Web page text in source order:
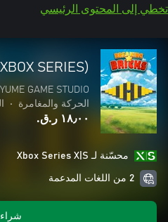
تخطي إلى المحتوى الرئيسي
SERIES)
YUME GAME STUDIO
الحركة والمغامرة
•
١٨٫٠٠ ر.ق.‏
محسّنة لـ Xbox Series X|S
2 من اللغات المدعمة
شراء